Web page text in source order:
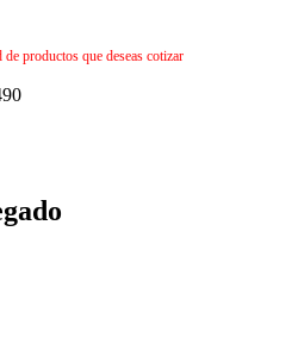
productos que deseas cotizar